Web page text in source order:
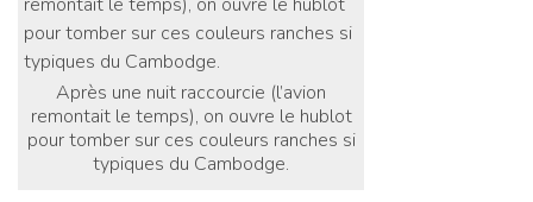
Après une nuit raccourcie (l’avion
remontait le temps), on ouvre le hublot
pour tomber sur ces couleurs ranches si
typiques du Cambodge.